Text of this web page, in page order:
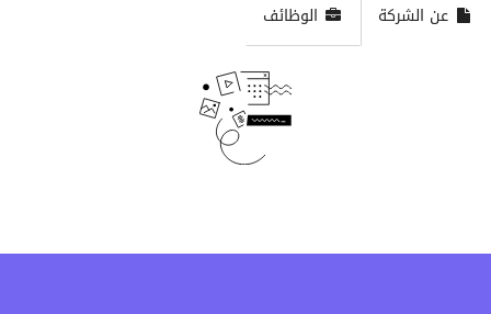
عن الشركة الوظائف